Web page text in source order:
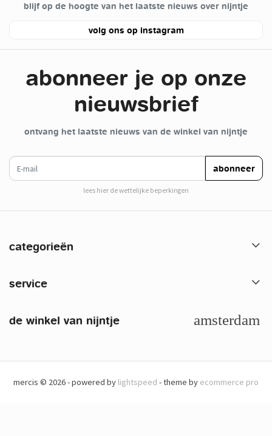
blijf op de hoogte van het laatste nieuws over nijntje
volg ons op instagram
abonneer je op onze
nieuwsbrief
ontvang het laatste nieuws van de winkel van nijntje
e-mail
abonneer
lees hier de wettelijke beperkingen
categorieën
service
de winkel van nijntje
mercis © 2026 - powered by lightspeed - theme by ecommerce pro